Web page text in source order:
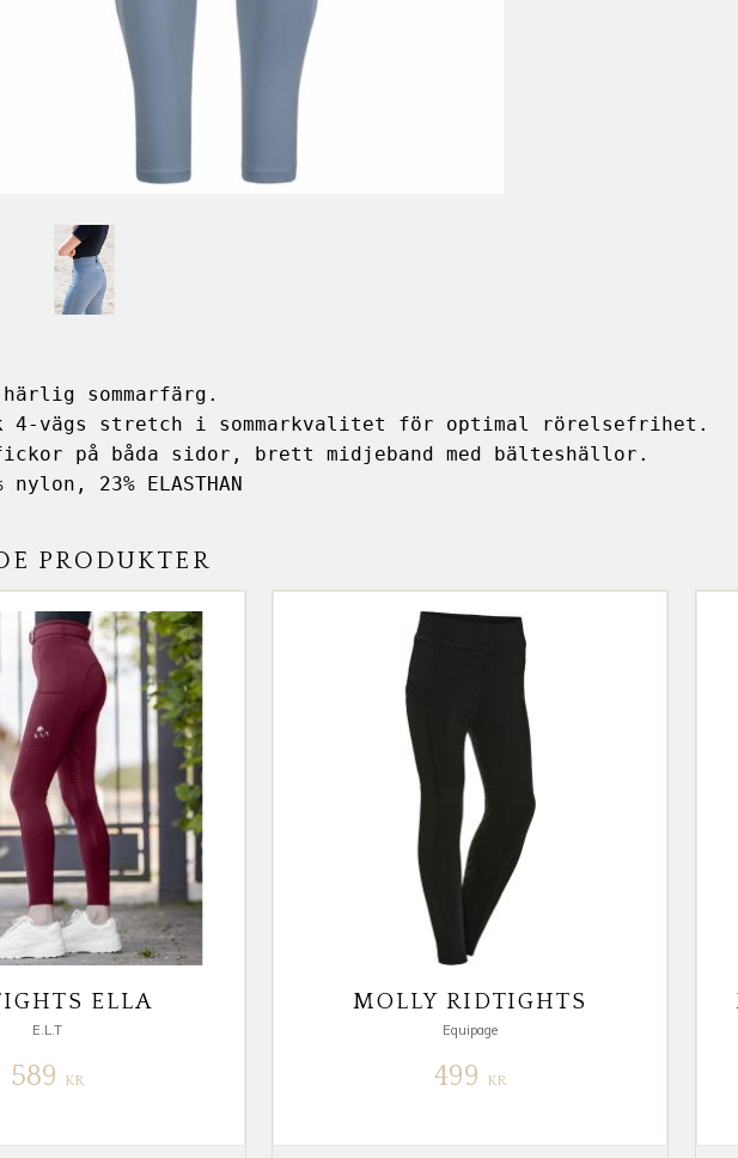
sommarfärg.
4-vägs stretch i sommarkvalitet för optimal rörelsefrihet.
på båda sidor, brett midjeband med bälteshällor.
23% ELASTHAN
PRODUKTER
ELLA
E.L.T
589 KR
MOLLY RIDTIGHTS
Equipage
499 KR